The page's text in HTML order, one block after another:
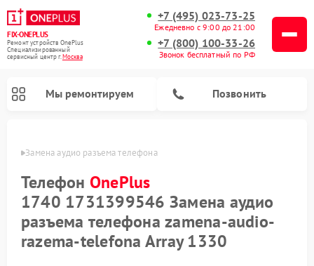
FIX-ONEPLUS
Ремонт устройств OnePlus
Специализированный
cервисный центр г.Москва
+7 (495) 023-73-25
Ежедневно с 9:00 до 21:00
+7 (800) 100-33-26
Звонок бесплатный по РФ
Мы ремонтируем Позвонить
Замена аудио разъема телефона
Телефон OnePlus
1740 1731399546 Замена аудио
разъема телефона zamena-audio-
razema-telefona Array 1330